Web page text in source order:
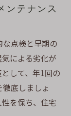
ンテナンス
点検と早期の
による劣化が
して、年1回の
底しましょ
を保ち、住宅